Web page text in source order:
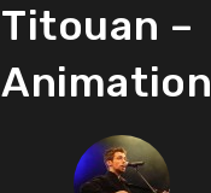
Titouan –
Animation